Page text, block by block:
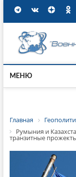
МЕНЮ
Главная
Румыния и
транзитные